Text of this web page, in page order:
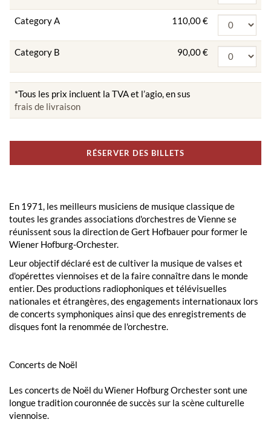
Category A 110,00 €
Category B 90,00 €
*Tous les prix incluent la TVA et l’agio, en sus
frais de livraison
RÉSERVER DES BILLETS
En 1971, les meilleurs musiciens de musique classique de
toutes les grandes associations d'orchestres de Vienne se
réunissent sous la direction de Gert Hofbauer pour former le
Wiener Hofburg-Orchester.
Leur objectif déclaré est de cultiver la musique de valses et
d'opérettes viennoises et de la faire connaître dans le monde
entier. Des productions radiophoniques et télévisuelles
nationales et étrangères, des engagements internationaux lors
de concerts symphoniques ainsi que des enregistrements de
disques font la renommée de l'orchestre.
Concerts de Noël
Les concerts de Noël du Wiener Hofburg Orchester sont une
longue tradition couronnée de succès sur la scène culturelle
viennoise.